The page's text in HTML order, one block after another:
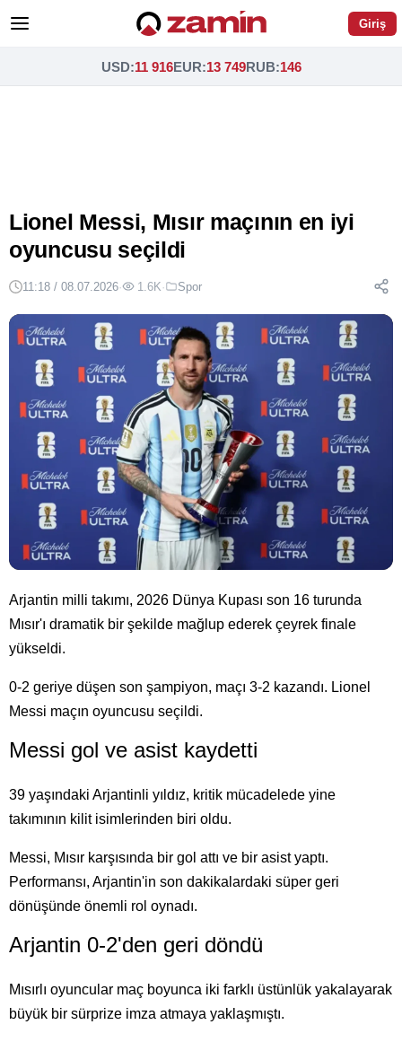
Giriş
USD:11 916EUR:13 749RUB:146
Lionel Messi, Mısır maçının en iyi
oyuncusu seçildi
11:18 / 08.07.2026· 1.6K· Spor
Arjantin milli takımı, 2026 Dünya Kupası son 16 turunda
Mısır'ı dramatik bir şekilde mağlup ederek çeyrek finale
yükseldi.
0-2 geriye düşen son şampiyon, maçı 3-2 kazandı. Lionel
Messi maçın oyuncusu seçildi.
Messi gol ve asist kaydetti
39 yaşındaki Arjantinli yıldız, kritik mücadelede yine
takımının kilit isimlerinden biri oldu.
Messi, Mısır karşısında bir gol attı ve bir asist yaptı.
Performansı, Arjantin'in son dakikalardaki süper geri
dönüşünde önemli rol oynadı.
Arjantin 0-2'den geri döndü
Mısırlı oyuncular maç boyunca iki farklı üstünlük yakalayarak
büyük bir sürprize imza atmaya yaklaşmıştı.